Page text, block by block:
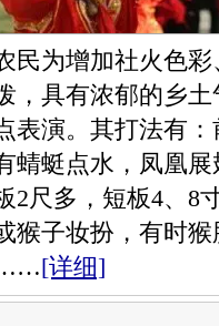
为增加社火色彩
，具有浓郁的乡
表演。其打法有
蜻蜓点水，凤凰
2尺多，短板4、8
猴子妆扮，有时
……[详细]